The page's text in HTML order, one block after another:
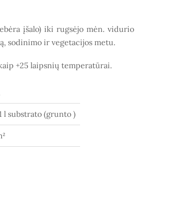
įšalo) iki rugsėjo mėn. vidurio
sodinimo ir vegetacijos metu.
+25 laipsnių temperatūrai.
l substrato (grunto )